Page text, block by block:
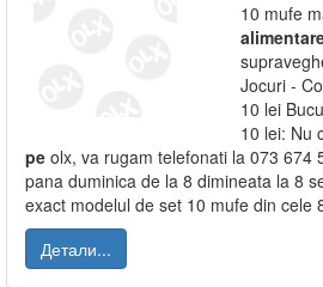
10 mufe
Jocuri -
10 lei
10 lei: Nu
pe olx, va rugam telefonati la 073 674
pana duminica de la 8 dimineata la 8
exact modelul de set 10 mufe din cele
Детали...